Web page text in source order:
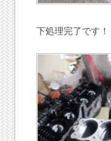
下処理完了です！